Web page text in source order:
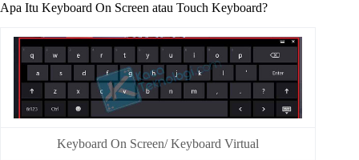
Apa Itu Keyboard On Screen atau Touch Keyboard?
Keyboard On Screen/ Keyboard Virtual